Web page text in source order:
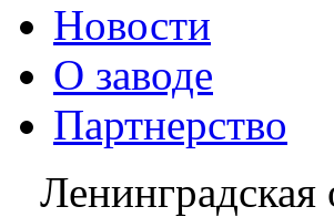
Новости
О заводе
Партнерство